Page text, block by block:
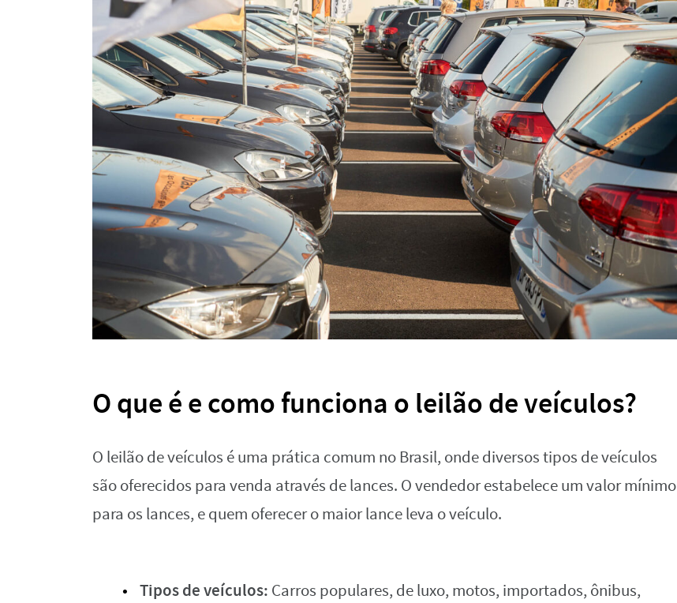
O que é e como funciona o leilão de veículos?
O leilão de veículos é uma prática comum no Brasil, onde diversos tipos de veículos
são oferecidos para venda através de lances. O vendedor estabelece um valor mínimo
para os lances, e quem oferecer o maior lance leva o veículo.
Tipos de veículos: Carros populares, de luxo, motos, importados, ônibus,